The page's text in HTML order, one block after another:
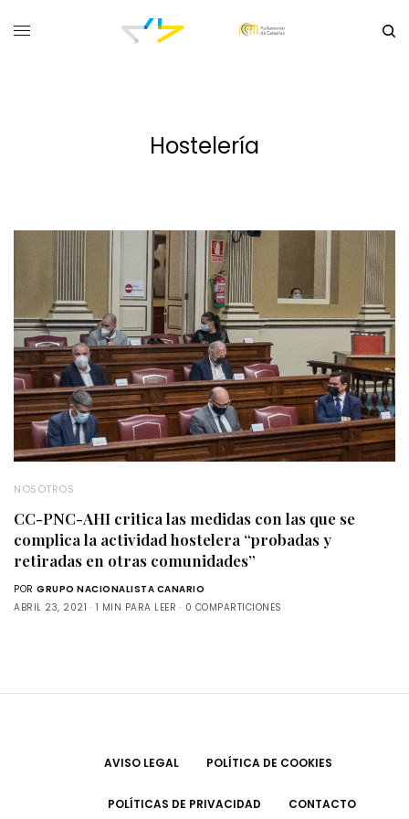
Hostelería
NOSOTROS
CC-PNC-AHI critica las medidas con las que se
complica la actividad hostelera “probadas y
retiradas en otras comunidades”
POR GRUPO NACIONALISTA CANARIO
ABRIL 23, 2021
1 MIN PARA LEER 0 COMPARTICIONES
AVISO LEGAL POLÍTICA DE COOKIES
POLÍTICAS DE PRIVACIDAD CONTACTO